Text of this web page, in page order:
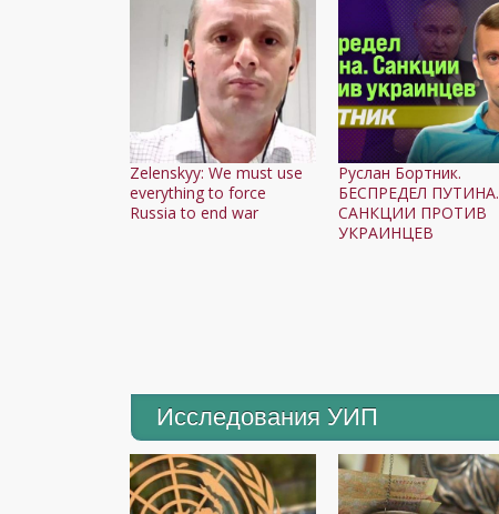
Zelenskyy: We must use
everything to force
Russia to end war
Руслан Бортник.
БЕСПРЕДЕЛ ПУТИНА.
САНКЦИИ ПРОТИВ
УКРАИНЦЕВ
Исследования УИП